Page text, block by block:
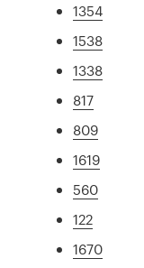
1354
1538
1338
817
809
1619
560
122
1670